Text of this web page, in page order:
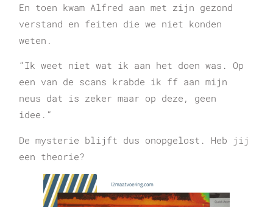
En toen kwam Alfred aan met zijn gezond
verstand en feiten die we niet konden
weten.
“Ik weet niet wat ik aan het doen was. Op
een van de scans krabde ik ff aan mijn
neus dat is zeker maar op deze, geen
idee.”
De mysterie blijft dus onopgelost. Heb jij
een theorie?